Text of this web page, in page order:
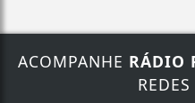
ACOMPANHE RÁDIO